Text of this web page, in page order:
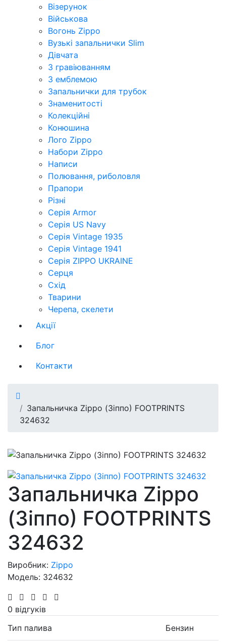
Візерунок
Військова
Вогонь Zippo
Вузькі запальнички Slim
Дівчата
З гравіюванням
З емблемою
Запальнички для трубок
Знаменитості
Колекційні
Конюшина
Лого Zippo
Набори Zippo
Написи
Полювання, риболовля
Прапори
Різні
Серія Armor
Серія US Navy
Серія Vintage 1935
Серія Vintage 1941
Серія ZIPPO UKRAINE
Серця
Схід
Тварини
Черепа, скелети
Акції
Блог
Контакти
Запальничка Zippo (Зіппо) FOOTPRINTS
324632
Запальничка Zippo
(Зіппо) FOOTPRINTS
324632
Виробник: Zippo
Модель: 324632
0 відгуків
Тип палива
Бензин